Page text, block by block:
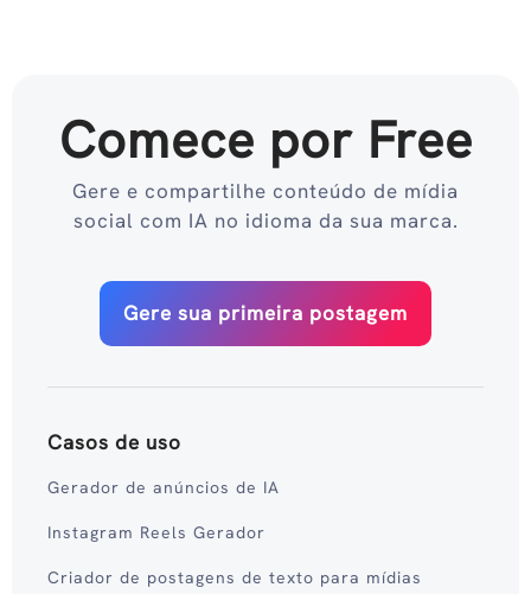
Comece por Free
Gere e compartilhe conteúdo de mídia
social com IA no idioma da sua marca.
Gere sua primeira postagem
Casos de uso
Gerador de anúncios de IA
Instagram Reels Gerador
Criador de postagens de texto para mídias